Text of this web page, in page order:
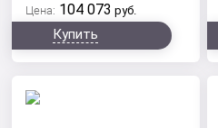
Цена: 104 073 руб.
Купить